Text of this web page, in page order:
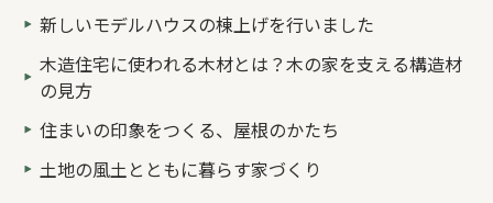
新しいモデルハウスの棟上げを行いました
木造住宅に使われる木材とは？木の家を支える構造材
の見方
住まいの印象をつくる、屋根のかたち
土地の風土とともに暮らす家づくり